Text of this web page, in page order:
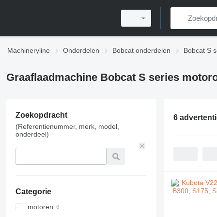
Machineryline Onderdelen Bobcat onderdelen Bobcat S
Graaflaadmachine Bobcat S series
Zoekopdracht
(Referentienummer, merk, model,
onderdeel)
Categorie
motoren
6